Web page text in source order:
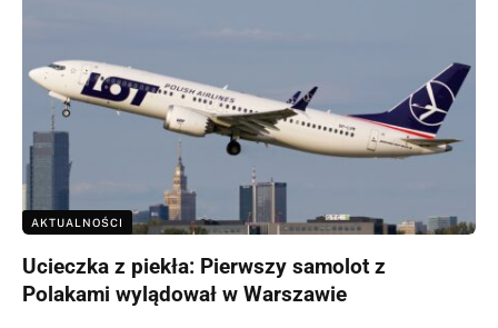
AKTUALNOŚCI
Ucieczka z piekła: Pierwszy samolot z
Polakami wylądował w Warszawie